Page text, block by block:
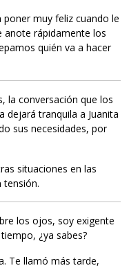
poner muy feliz cuando le
anote rápidamente los
quién va a hacer
la conversación que los
dejará tranquila a Juanita
sus necesidades, por
situaciones en las
tensión.
los ojos, soy exigente
¿ya sabes?
Te llamó más tarde,